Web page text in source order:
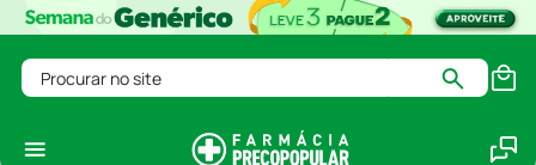
Procurar no site